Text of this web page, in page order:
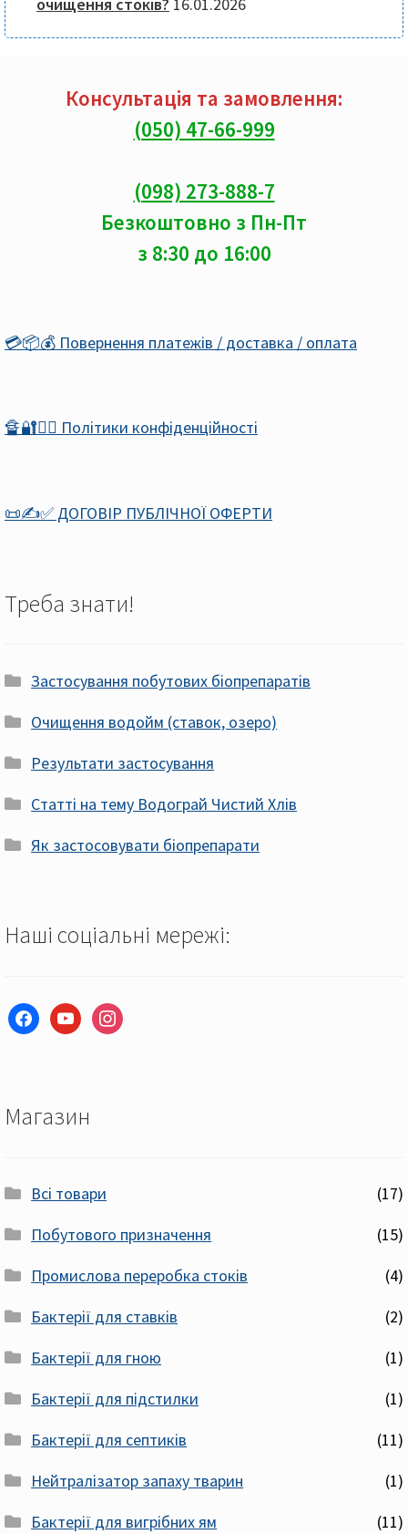
Консультація та замовлення:
(050) 47-66-999
(098) 273-888-7
Безкоштовно з Пн-Пт
з 8:30 до 16:00
💳📦💰 Повернення платежів / доставка / оплата
🔏🔐🕵️‍♂️ Політики конфіденційності
📜✍️✅ ДОГОВІР ПУБЛІЧНОЇ ОФЕРТИ
Треба знати!
Застосування побутових біопрепаратів
Очищення водойм (ставок, озеро)
Результати застосування
Статті на тему Водограй Чистий Хлів
Як застосовувати біопрепарати
Наші соціальні мережі:
facebookyoutubeinstagram
Магазин
Всі товари
(17)
Побутового призначення
(15)
Промислова переробка стоків
(4)
Бактерії для ставків
(2)
Бактерії для гною
(1)
Бактерії для підстилки
(1)
Бактерії для септиків
(11)
Нейтралізатор запаху тварин
(1)
Бактерії для вигрібних ям
(11)